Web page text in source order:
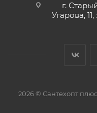
г.
Угарова,
2026 © Сантехопт